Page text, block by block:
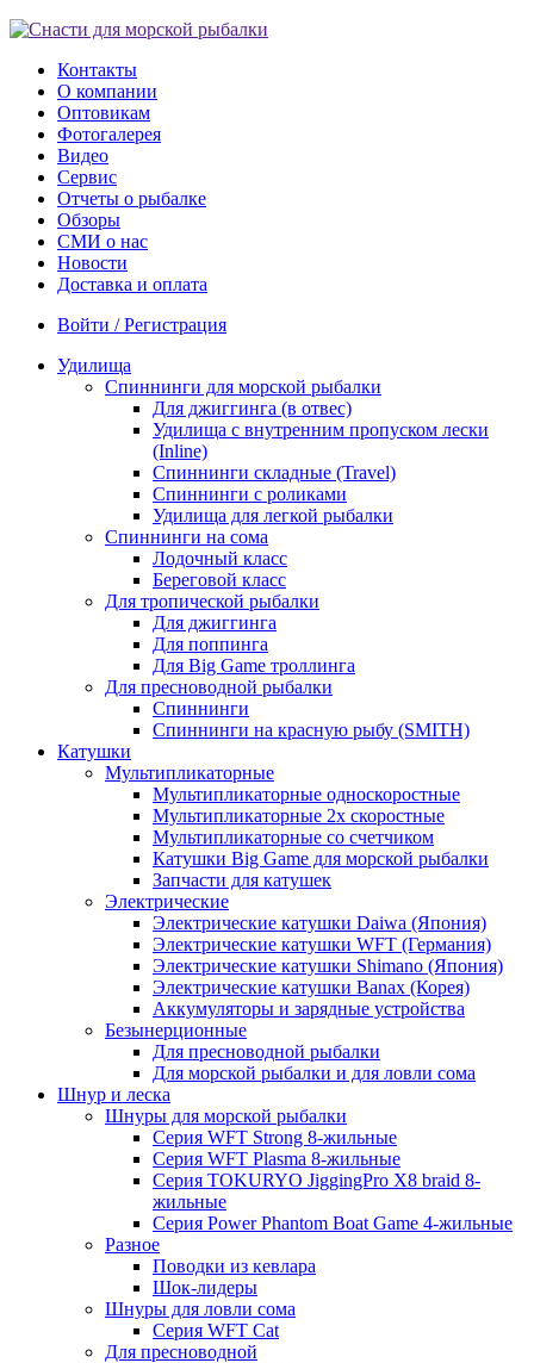
Контакты
О компании
Оптовикам
Фотогалерея
Видео
Сервис
Отчеты о рыбалке
Обзоры
СМИ о нас
Новости
Доставка и оплата
Войти / Регистрация
Удилища
Спиннинги для морской рыбалки
Для джиггинга (в отвес)
Удилища с внутренним пропуском лески
(Inline)
Спиннинги складные (Travel)
Спиннинги с роликами
Удилища для легкой рыбалки
Спиннинги на сома
Лодочный класс
Береговой класс
Для тропической рыбалки
Для джиггинга
Для поппинга
Для Big Game троллинга
Для пресноводной рыбалки
Спиннинги
Спиннинги на красную рыбу (SMITH)
Катушки
Мультипликаторные
Мультипликаторные односкоростные
Мультипликаторные 2х скоростные
Мультипликаторные со счетчиком
Катушки Big Game для морской рыбалки
Запчасти для катушек
Электрические
Электрические катушки Daiwa (Япония)
Электрические катушки WFT (Германия)
Электрические катушки Shimano (Япония)
Электрические катушки Banax (Корея)
Аккумуляторы и зарядные устройства
Безынерционные
Для пресноводной рыбалки
Для морской рыбалки и для ловли сома
Шнур и леска
Шнуры для морской рыбалки
Серия WFT Strong 8-жильные
Серия WFT Plasma 8-жильные
Серия TOKURYO JiggingPro X8 braid 8-
жильные
Серия Power Phantom Boat Game 4-жильные
Разное
Поводки из кевлара
Шок-лидеры
Шнуры для ловли сома
Серия WFT Cat
Для пресноводной